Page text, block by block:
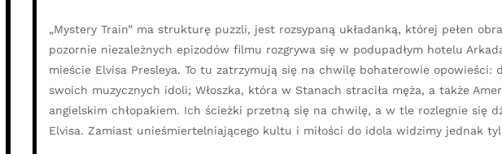
„Mystery Train” ma strukturę puzzli, jest rozsypaną układanką, której pełen
pozornie niezależnych epizodów filmu rozgrywa się w podupadłym hotelu
mieście Elvisa Presleya. To tu zatrzymują się na chwilę bohaterowie
swoich muzycznych idoli; Włoszka, która w Stanach straciła męża, a także
angielskim chłopakiem. Ich ścieżki przetną się na chwilę, a w tle rozlegnie się
Elvisa. Zamiast unieśmiertelniającego kultu i miłości do idola widzimy jednak